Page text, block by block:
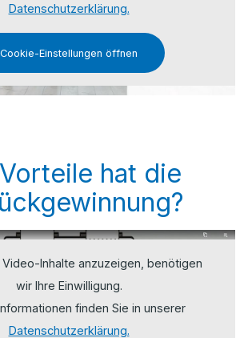
Datenschutzerklärung.
Cookie-Einstellungen öffnen
hat die
Inhalte anzuzeigen, benötigen
wir Ihre Einwilligung.
finden Sie in unserer
Datenschutzerklärung.